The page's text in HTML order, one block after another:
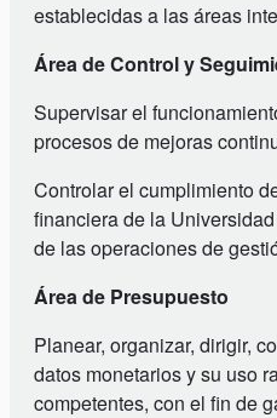
establecidas a las áreas
Área de Control y
Supervisar el
procesos de mejoras
Controlar el cumplimiento
financiera de la
de las operaciones de
Área de Presupuesto
Planear, organizar, dirigir,
datos monetarios y su uso
competentes, con el fin de